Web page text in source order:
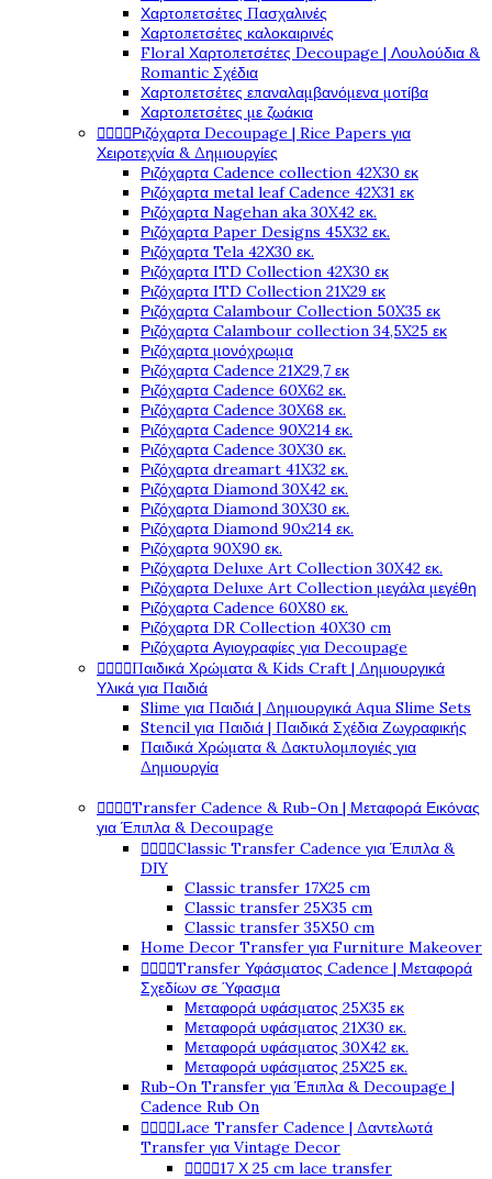
Χαρτοπετσέτες Πασχαλινές
Χαρτοπετσέτες καλοκαιρινές
Floral Χαρτοπετσέτες Decoupage | Λουλούδια &
Romantic Σχέδια
Χαρτοπετσέτες επαναλαμβανόμενα μοτίβα
Χαρτοπετσέτες με ζωάκια
Ριζόχαρτα Decoupage | Rice Papers για
Χειροτεχνία & Δημιουργίες
Ριζόχαρτα Cadence collection 42X30 εκ
Ριζόχαρτα metal leaf Cadence 42X31 εκ
Ριζόχαρτα Nagehan aka 30X42 εκ.
Ριζόχαρτα Paper Designs 45X32 εκ.
Ριζόχαρτα Tela 42Χ30 εκ.
Ριζόχαρτα ITD Collection 42X30 εκ
Ριζόχαρτα ITD Collection 21X29 εκ
Ριζόχαρτα Calambour Collection 50X35 εκ
Ριζόχαρτα Calambour collection 34,5X25 εκ
Ριζόχαρτα μονόχρωμα
Ριζόχαρτα Cadence 21Χ29,7 εκ
Ριζόχαρτα Cadence 60X62 εκ.
Ριζόχαρτα Cadence 30X68 εκ.
Ριζόχαρτα Cadence 90X214 εκ.
Ριζόχαρτα Cadence 30X30 εκ.
Ριζόχαρτα dreamart 41X32 εκ.
Ριζόχαρτα Diamond 30X42 εκ.
Ριζόχαρτα Diamond 30X30 εκ.
Ριζόχαρτα Diamond 90x214 εκ.
Ριζόχαρτα 90X90 εκ.
Ριζόχαρτα Deluxe Art Collection 30X42 εκ.
Ριζόχαρτα Deluxe Art Collection μεγάλα μεγέθη
Ριζόχαρτα Cadence 60X80 εκ.
Ριζόχαρτα DR Collection 40X30 cm
Ριζόχαρτα Αγιογραφίες για Decoupage
Παιδικά Χρώματα & Kids Craft | Δημιουργικά
Υλικά για Παιδιά
Slime για Παιδιά | Δημιουργικά Aqua Slime Sets
Stencil για Παιδιά | Παιδικά Σχέδια Ζωγραφικής
Παιδικά Χρώματα & Δακτυλομπογιές για
Δημιουργία
Transfer Cadence & Rub-On | Μεταφορά Εικόνας
για Έπιπλα & Decoupage
Classic Transfer Cadence για Έπιπλα &
DIY
Classic transfer 17Χ25 cm
Classic transfer 25Χ35 cm
Classic transfer 35Χ50 cm
Home Decor Transfer για Furniture Makeover
Transfer Υφάσματος Cadence | Μεταφορά
Σχεδίων σε Ύφασμα
Μεταφορά υφάσματος 25Χ35 εκ
Μεταφορά υφάσματος 21Χ30 εκ.
Μεταφορά υφάσματος 30Χ42 εκ.
Μεταφορά υφάσματος 25Χ25 εκ.
Rub-On Transfer για Έπιπλα & Decoupage |
Cadence Rub On
Lace Transfer Cadence | Δαντελωτά
Transfer για Vintage Decor
17 Χ 25 cm lace transfer